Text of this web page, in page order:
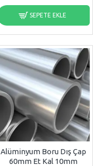
SEPETE EKLE
Alüminyum Boru Dış Çap
60mm Et Kal 10mm